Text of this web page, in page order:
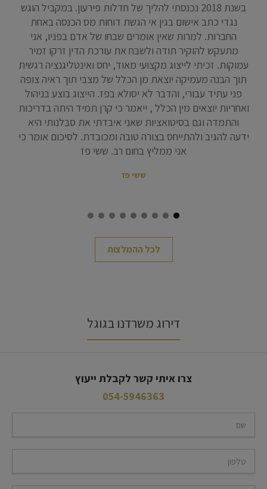
בשנת 2018 נכנסתי להליך של חדלות פירעון. במקביל הוגש
נגדי כתב אישום בגין אי הגשת דוחות מס הכנסה באחת
החברות. למרות שאין אומרים שבחו של אדם בפניו, אני
מתעקש להוקיר תודה ולשבח את עורכת הדין זרקו זמיר
עמוקות. זכיתי לייצוג מקצועי מאוד, יחס ואינטליגנציה רגשית
תוך הבנה מעמיקה יוצאת מן הכלל של מצבי תוך ראיה צופה
פני עתיד עבורי, והדבר לא יסולא בפז. הייצוג בוצע בניהול
ואחריות יוצאים מין הכלל , ייאמר כי קרן תמיד היתה בדריכות
והתמדה וגם בסיטואציות שאני איבדתי את סבלנותי היא
ידעה להגיב ולהתייחס בצורה טובה ומכובדת. לסיכום אומר כי
אני ממליץ בחום רב. ששי פז
ששי פז
לכל ההמלצות
דירוג משרדנו בגוגל
צרו איתי קשר לקבלת ייעוץ
054-5946363